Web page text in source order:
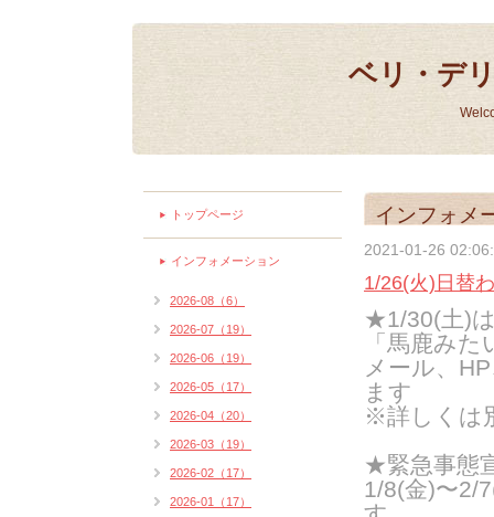
ベリ・デ
インフォメ
2021-01-26
1/26(火)日替
★1/30(土)
「馬鹿み
メール、
ます
※詳しくは
★緊急事態
1/8(金)〜2/
トップページ
インフォメーション
2026-08（6）
2026-07（19）
2026-06（19）
2026-05（17）
2026-04（20）
2026-03（19）
2026-02（17）
2026-01（17）